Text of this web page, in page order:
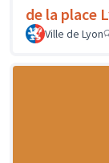
de la place
Ville de Lyon